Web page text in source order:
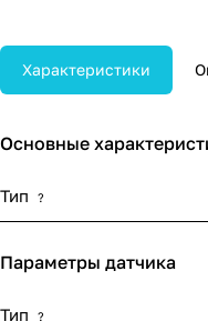
Характеристики
Основные
Тип ?
Параметры датчика
Тип ?